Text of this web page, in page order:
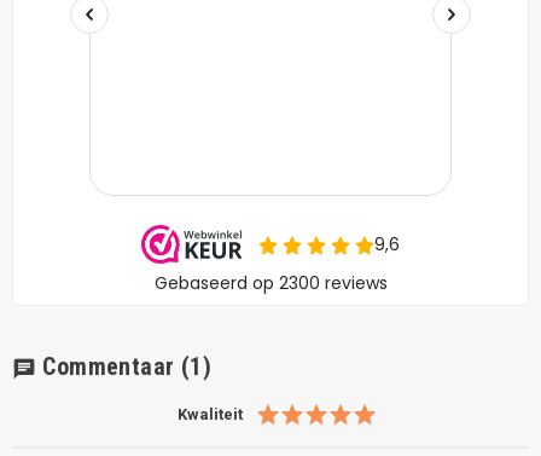
chat Commentaar (1)
Kwaliteit